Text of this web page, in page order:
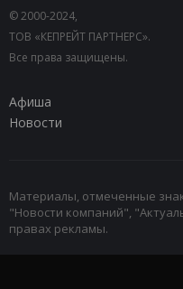
© 2000-2024,
ТОВ «КЕПРЕЙТ ПАРТНЕРС».
Все права защищены.
Афиша
Новости
Материалы, отмеченные
"Новости компаний",
правах рекламы.